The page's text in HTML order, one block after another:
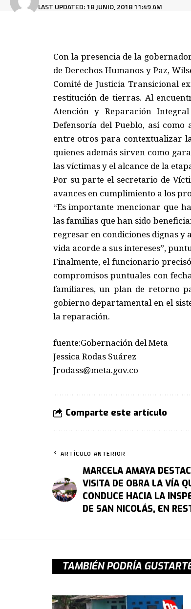
LAST UPDATED: 18 JUNIO, 2018 11:49 AM
Con la presencia de la
de Derechos Humanos y Paz,
Comité de Justicia Transicional
restitución de tierras. Al
Atención y Reparación
Defensoría del Pueblo, así
entre otros para contextualizar
quienes además sirven como
las víctimas y el alcance de la
Por su parte el secretario de
avances en cumplimiento a los
“Es importante mencionar que
las familias que han sido
regresar en condiciones dignas y
vida acorde a sus intereses”,
Finalmente, el funcionario
compromisos puntuales con
familiares, un plan de retorno
gobierno departamental en el
la reparación.
fuente:Gobernación del Meta
Jessica Rodas Suárez
Jrodass@meta.gov.co
Comparte este artículo
ARTÍCULO ANTERIOR
MARCELA AMAYA
VISITA DE OBRA LA VÍA
CONDUCE HACIA LA
DE SAN NICOLÁS, EN
TAMBIÉN PODRÍA